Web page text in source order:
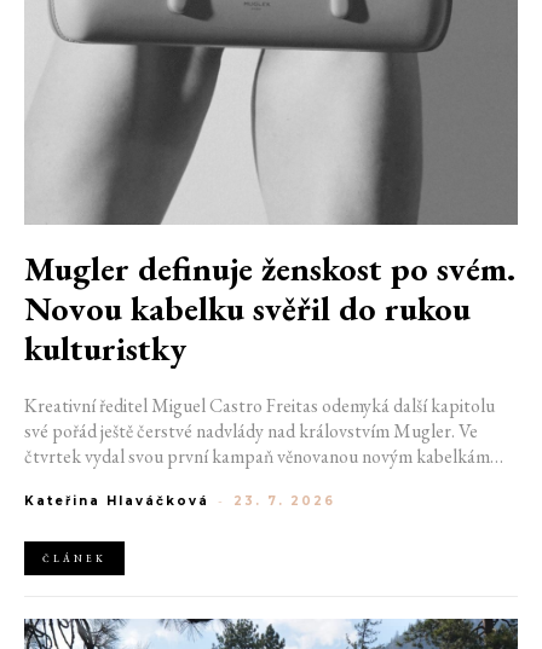
Mugler definuje ženskost po svém.
Novou kabelku svěřil do rukou
kulturistky
Kreativní ředitel Miguel Castro Freitas odemyká další kapitolu
své pořád ještě čerstvé nadvlády nad královstvím Mugler. Ve
čtvrtek vydal svou první kampaň věnovanou novým kabelkám
do módního domu dorazil. Umně mísí výrazy minulosti a dávných
Kateřina Hlaváčková - 23. 7. 2026
ČLÁNEK